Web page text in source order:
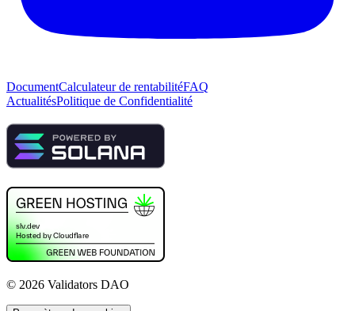
DocumentCalculateur de rentabilitéFAQ
ActualitésPolitique de Confidentialité
© 2026 Validators DAO